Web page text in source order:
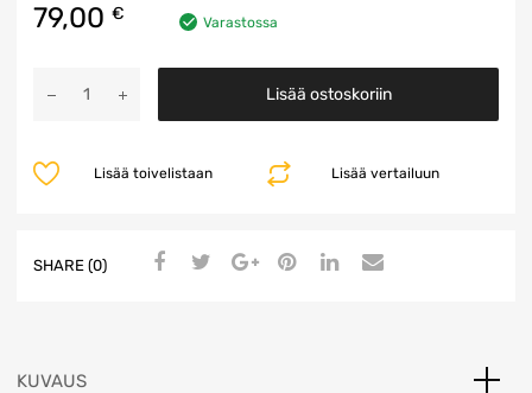
79,00 € Varastossa
Ohjainyksikkö
Lisää ostoskoriin
Lisää vertailuun
Lisää toivelistaan
SHARE (0)
KUVAUS